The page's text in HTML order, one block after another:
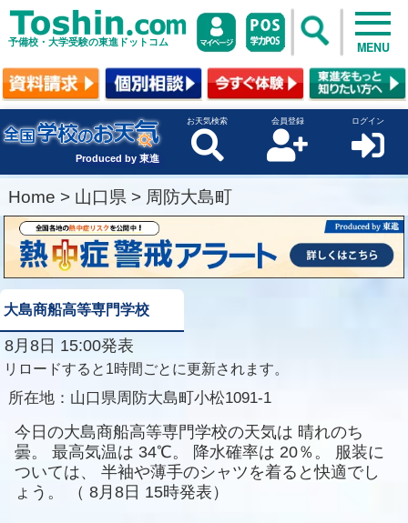
予備校・大学受験の東進ドットコム MENU
Produced by 東進
お天気検索 会員登録 ログイン
Home > 山口県 > 周防大島町
大島商船高等専門学校
8月8日 15:00発表
リロードすると1時間ごとに更新されます。
所在地： 山口県周防大島町小松1091-1
今日の大島商船高等専門学校の天気は 晴れのち
曇。
最高気温は 34℃。 降水確率は 20％。
服装に
ついては、
半袖や薄手のシャツを着ると快適でし
ょう。
（ 8月8日 15時発表）